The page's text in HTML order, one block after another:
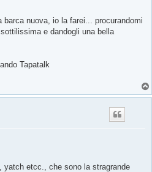
nuova, io la farei... procurandomi
e dandogli una bella
Tapatalk
yatch etcc., che sono la stragrande